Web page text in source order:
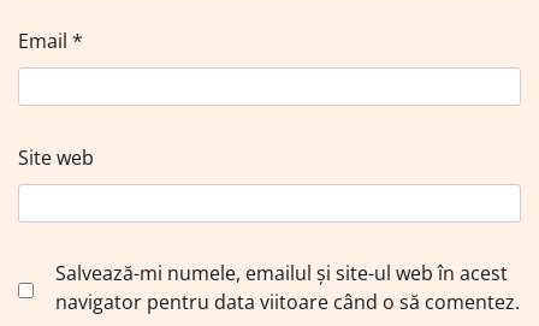
Email *
Site web
Salvează-mi numele, emailul și site-ul web în acest
navigator pentru data viitoare când o să comentez.